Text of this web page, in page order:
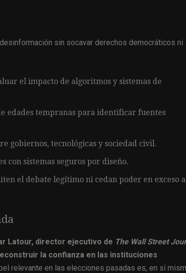
sin socavar derechos democráticos ni
el impacto de algoritmos y sistemas de
edades tempranas para identificar fuentes
gobiernos, tecnológicas y sociedad civil.
con sistemas seguros por diseño.
el debate legítimo ni cedan poder en exceso
Latour, director ejecutivo de The Wall Street
la confianza en las instituciones
relevante en las elecciones pasadas es, en sí